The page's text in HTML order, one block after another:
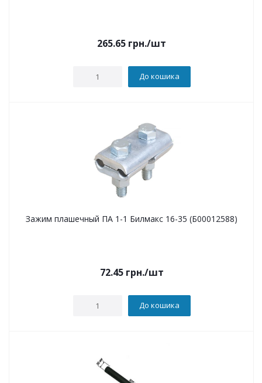
265.65 грн./шт
До кошика
Зажим плашечный ПА 1-1 Билмакс 16-35 (Б00012588)
72.45грн./шт
До кошика